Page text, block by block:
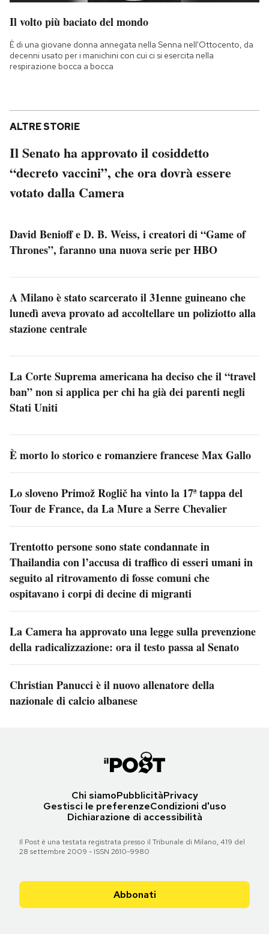
Il volto più baciato del mondo
È di una giovane donna annegata nella Senna nell'Ottocento, da
decenni usato per i manichini con cui ci si esercita nella
respirazione bocca a bocca
ALTRE STORIE
Il Senato ha approvato il cosiddetto
“decreto vaccini”, che ora dovrà essere
votato dalla Camera
David Benioff e D. B. Weiss, i creatori di “Game of
Thrones”, faranno una nuova serie per HBO
A Milano è stato scarcerato il 31enne guineano che
lunedì aveva provato ad accoltellare un poliziotto alla
stazione centrale
La Corte Suprema americana ha deciso che il “travel
ban” non si applica per chi ha già dei parenti negli
Stati Uniti
È morto lo storico e romanziere francese Max Gallo
Lo sloveno Primož Roglič ha vinto la 17ª tappa del
Tour de France, da La Mure a Serre Chevalier
Trentotto persone sono state condannate in
Thailandia con l’accusa di traffico di esseri umani in
seguito al ritrovamento di fosse comuni che
ospitavano i corpi di decine di migranti
La Camera ha approvato una legge sulla prevenzione
della radicalizzazione: ora il testo passa al Senato
Christian Panucci è il nuovo allenatore della
nazionale di calcio albanese
Chi siamoPubblicitàPrivacy
Gestisci le preferenzeCondizioni d'uso
Dichiarazione di accessibilità
Il Post è una testata registrata presso il Tribunale di Milano, 419 del
28 settembre 2009 - ISSN 2610-9980
Abbonati